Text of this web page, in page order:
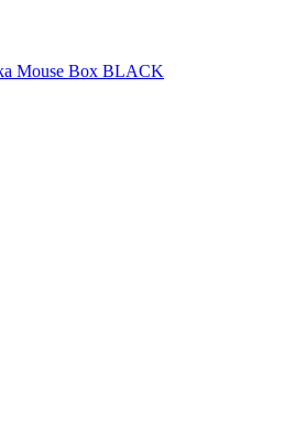
Mouse Box BLACK